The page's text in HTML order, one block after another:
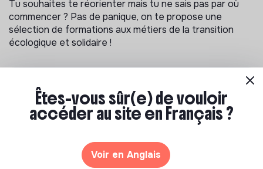
Tu souhaites te réorienter mais tu ne sais pas par où
commencer ? Pas de panique, on te propose une
sélection de formations aux métiers de la transition
écologique et solidaire !
Êtes-vous sûr(e) de vouloir
accéder au site en Français ?
Voir en Anglais